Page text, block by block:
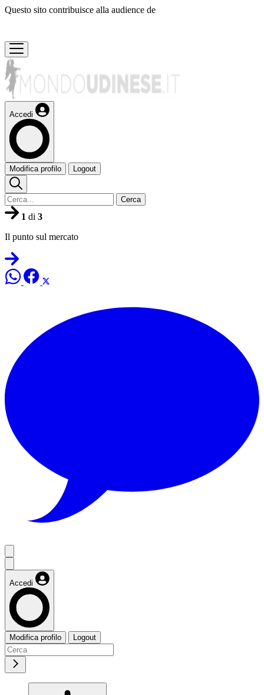
Questo sito contribuisce alla audience de
Accedi
Modifica profilo Logout
Cerca
1 di 3
Il punto sul mercato
Accedi
Modifica profilo Logout